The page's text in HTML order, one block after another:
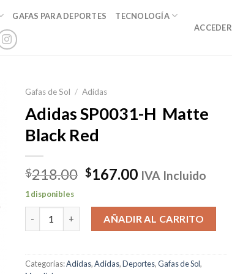
GAFAS PARA DEPORTES TECNOLOGÍA
ACCEDER
Gafas de Sol / Adidas
Adidas SP0031-H Matte
Black Red
$218.00 El
original
era:
$218.00.
$167.00El
actual
es:
$167.00.
IVA Incluido
1 disponibles
Adidas SP0031-H Matte Black Red cantidad
AÑADIR AL CARRITO
Categorías:Adidas,Adidas,Deportes,Gafas de Sol,